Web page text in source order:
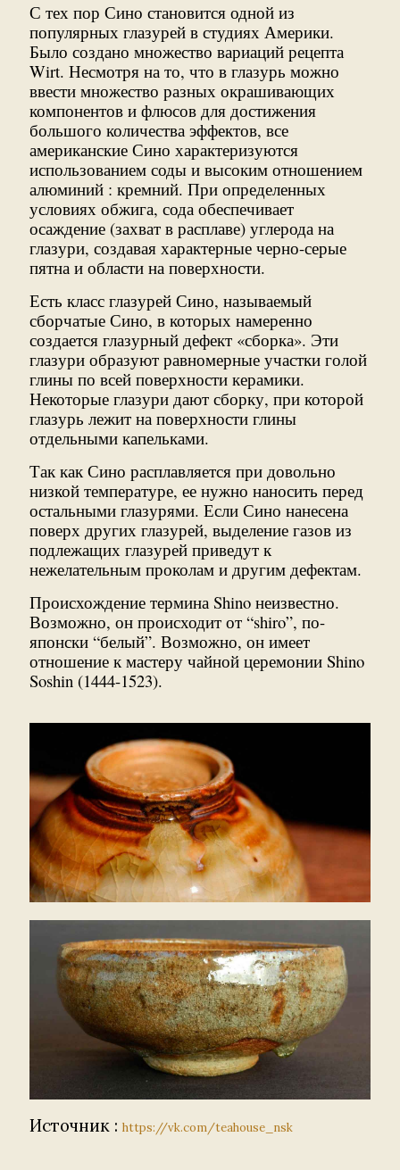
С тех пор Сино становится одной из
популярных глазурей в студиях Америки.
Было создано множество вариаций рецепта
Wirt. Несмотря на то, что в глазурь можно
ввести множество разных окрашивающих
компонентов и флюсов для достижения
большого количества эффектов, все
американские Сино характеризуются
использованием соды и высоким отношением
алюминий : кремний. При определенных
условиях обжига, сода обеспечивает
осаждение (захват в расплаве) углерода на
глазури, создавая характерные черно-серые
пятна и области на поверхности.
Есть класс глазурей Сино, называемый
сборчатые Сино, в которых намеренно
создается глазурный дефект «сборка». Эти
глазури образуют равномерные участки голой
глины по всей поверхности керамики.
Некоторые глазури дают сборку, при которой
глазурь лежит на поверхности глины
отдельными капельками.
Так как Сино расплавляется при довольно
низкой температуре, ее нужно наносить перед
остальными глазурями. Если Сино нанесена
поверх других глазурей, выделение газов из
подлежащих глазурей приведут к
нежелательным проколам и другим дефектам.
Происхождение термина Shino неизвестно.
Возможно, он происходит от “shiro”, по-
японски “белый”. Возможно, он имеет
отношение к мастеру чайной церемонии Shino
Soshin (1444-1523).
Источник : https://vk.com/teahouse_nsk